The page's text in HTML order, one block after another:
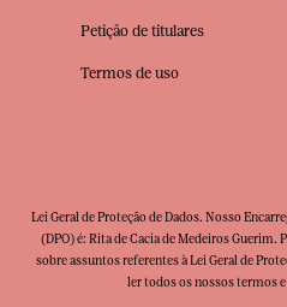
Petição de titulares
Termos de uso
Lei Geral de Proteção de Dados. Nosso
(DPO) é: Rita de Cacia de Medeiros
sobre assuntos referentes à Lei Geral de
ler todos os nossos termos